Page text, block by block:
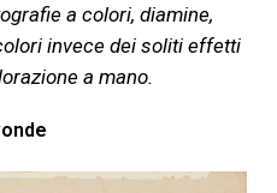
a colori, diamine,
invece dei soliti effetti
a mano.